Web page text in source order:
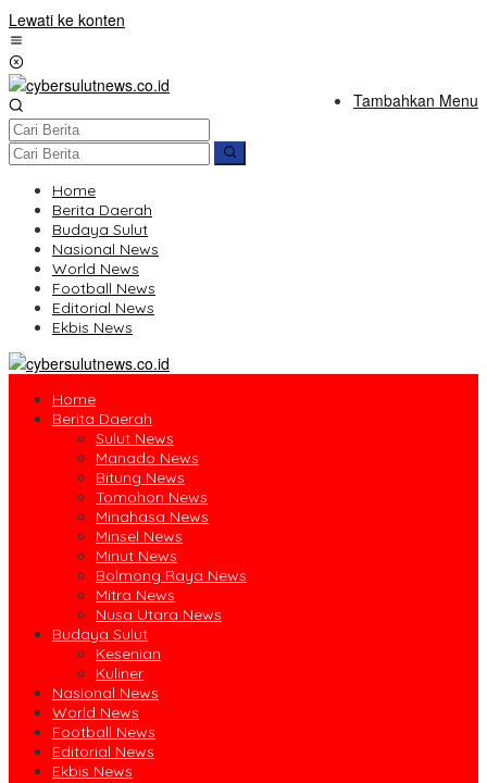
Lewati ke konten
Tambahkan Menu
Home
Berita Daerah
Budaya Sulut
Nasional News
World News
Football News
Editorial News
Ekbis News
Home
Berita Daerah
Sulut News
Manado News
Bitung News
Tomohon News
Minahasa News
Minsel News
Minut News
Bolmong Raya News
Mitra News
Nusa Utara News
Budaya Sulut
Kesenian
Kuliner
Nasional News
World News
Football News
Editorial News
Ekbis News